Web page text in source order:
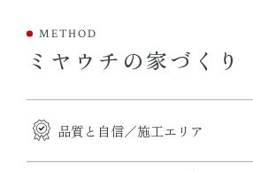
METHOD
ミヤウチの家づくり
品質と自信／施工エリア